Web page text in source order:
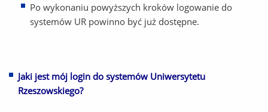
Po wykonaniu powyższych kroków logowanie do
systemów UR powinno być już dostępne.
Jaki jest mój login do systemów Uniwersytetu
Rzeszowskiego?